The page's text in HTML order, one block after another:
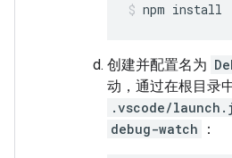
npm install
创建并配置名为
动，通过在根目录
.vscode/
debug-watch
：